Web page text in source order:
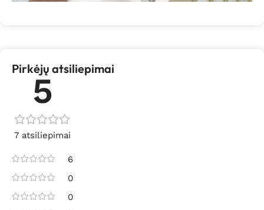
Pirkėjų atsiliepimai
5
7 atsiliepimai
6
0
0